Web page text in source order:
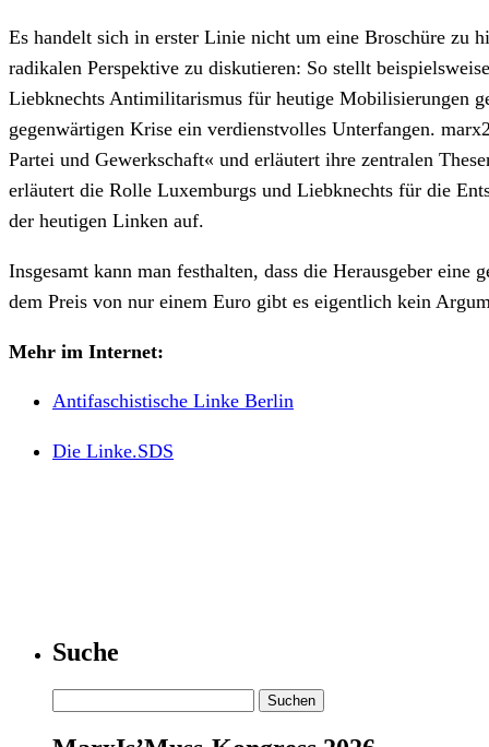
Es handelt sich in erster Linie nicht um eine Broschüre zu
radikalen Perspektive zu diskutieren: So stellt
Liebknechts Antimilitarismus für heutige Mobilisierungen
gegenwärtigen Krise ein verdienstvolles Unterfangen.
Partei und Gewerkschaft« und erläutert ihre zentralen
erläutert die Rolle Luxemburgs und Liebknechts für die
der heutigen Linken auf.
Insgesamt kann man festhalten, dass die Herausgeber
dem Preis von nur einem Euro gibt es eigentlich kein
Mehr im Internet:
Antifaschistische Linke Berlin
Die Linke.SDS
Suche
nach: